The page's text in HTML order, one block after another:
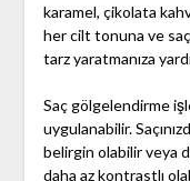
karamel, çikolata
her cilt tonuna ve
tarz yaratmanıza
Saç gölgelendirme
uygulanabilir.
belirgin olabilir veya
daha az kontrastlı